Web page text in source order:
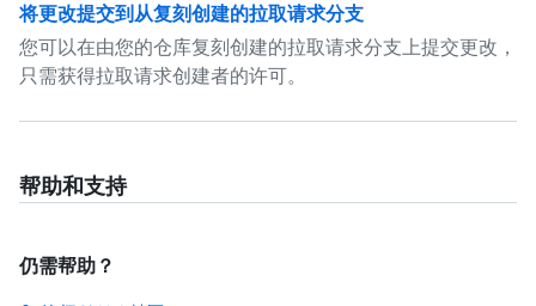
将更改提交到从复刻创建的拉取请求分支
您可以在由您的仓库复刻创建的拉取请求分支上提交更改，
只需获得拉取请求创建者的许可。
帮助和支持
仍需帮助？